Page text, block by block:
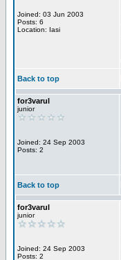
Joined: 03 Jun 2003
Posts: 6
Location: Iasi
Back to top
for3varul
junior
Joined: 24 Sep 2003
Posts: 2
Back to top
for3varul
junior
Joined: 24 Sep 2003
Posts: 2